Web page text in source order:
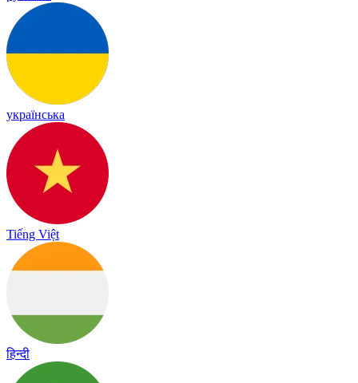
українська
Tiếng Việt
हिन्दी